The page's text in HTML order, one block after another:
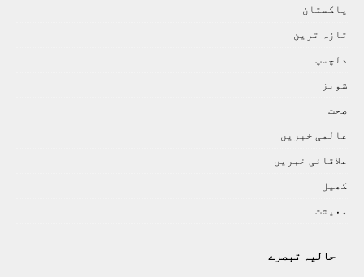
پاکستان
تازہ ترين
دلچسپ
شوبز
صحت
عالمی خبريں
علاقائی خبريں
کھيل
معيشت
حالیہ تبصرے